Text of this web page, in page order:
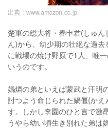
出典 : www.amazon.co.jp
楚軍の総大将・春申君(しゅん
ん)から、幼少期の壮絶な過
に戦場の焼け野原で1人、唯
いうのです。
媧燐の弟といえば蒙武と汗明
討つよう命じられた媧偃(か
す。しかし李園のひと言で激
うやら幼い頃生き別れた弟は